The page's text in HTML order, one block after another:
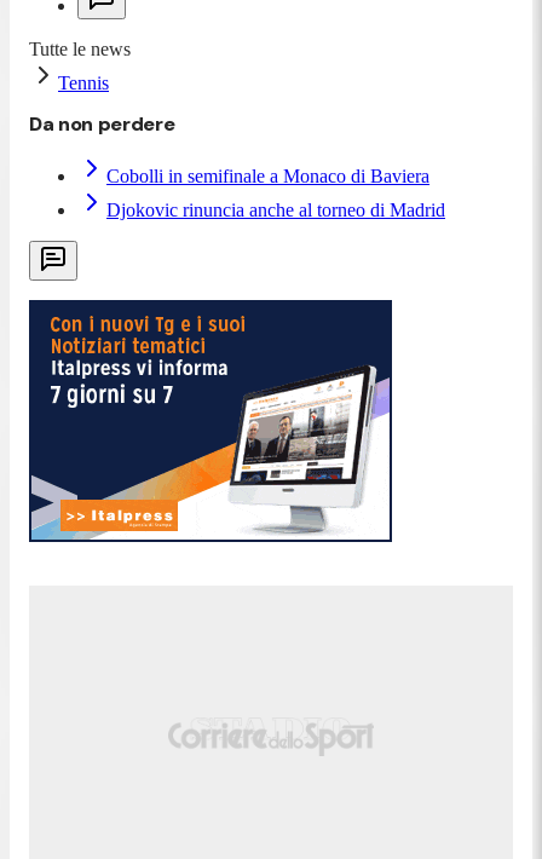
Tutte le news
Tennis
Da non perdere
Cobolli in semifinale a Monaco di Baviera
Djokovic rinuncia anche al torneo di Madrid